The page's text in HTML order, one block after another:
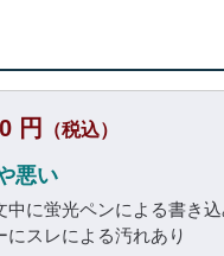
円 （税込）
悪い
中に蛍光ペンによる書き
にスレによる汚れあり